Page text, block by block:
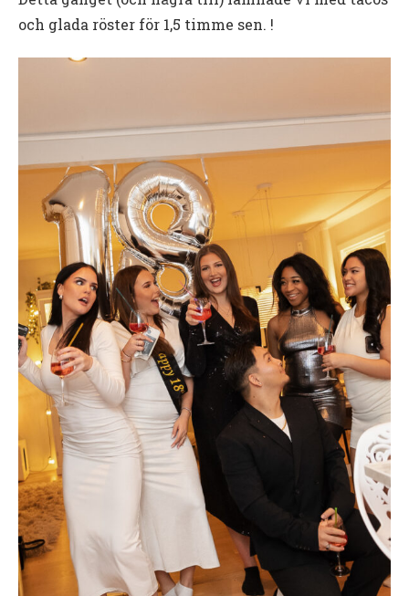
och glada röster för 1,5 timme sen. !